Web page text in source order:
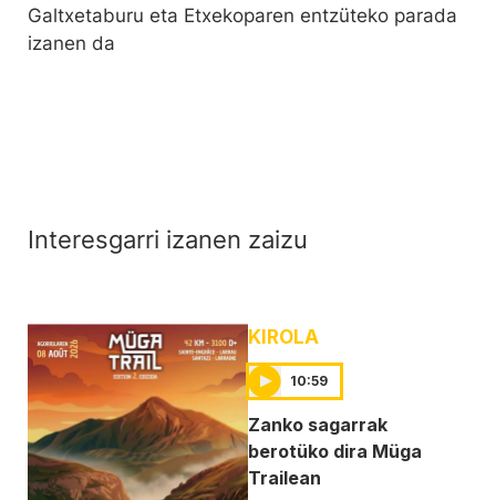
Galtxetaburu eta Etxekoparen entzüteko parada
izanen da
Interesgarri izanen zaizu
KIROLA
10:59
Zanko sagarrak
berotüko dira Müga
Trailean